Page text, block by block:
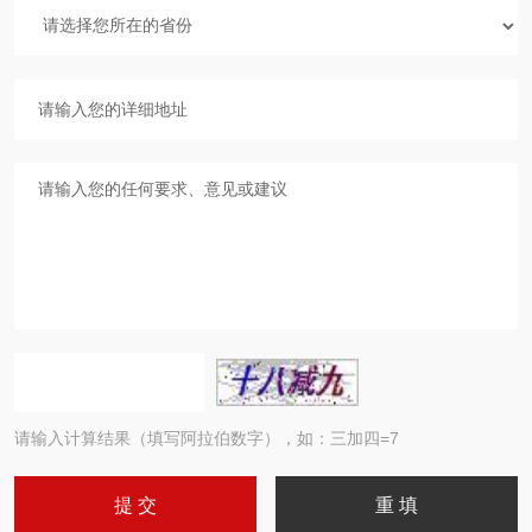
请输入计算结果（填写阿拉伯数字），如：三加四=7